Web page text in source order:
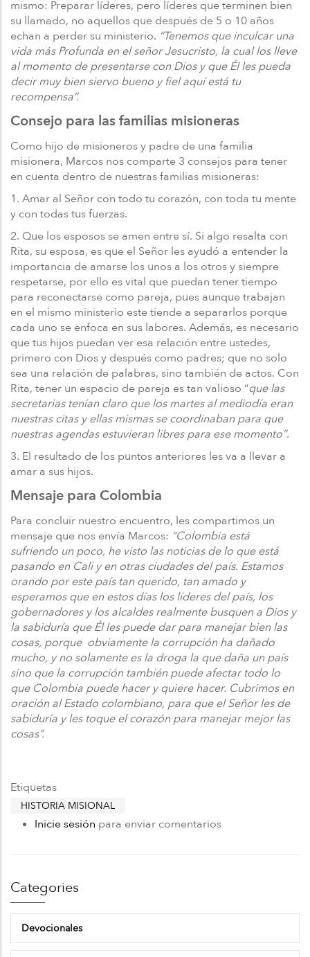
mismo: Preparar líderes, pero líderes que terminen bien
su llamado, no aquellos que después de 5 o 10 años
echan a perder su ministerio. “Tenemos que inculcar una
vida más Profunda en el señor Jesucristo, la cual los lleve
al momento de presentarse con Dios y que Él les pueda
decir muy bien siervo bueno y fiel aquí está tu
recompensa”.
Consejo para las familias misioneras
Como hijo de misioneros y padre de una familia
misionera, Marcos nos comparte 3 consejos para tener
en cuenta dentro de nuestras familias misioneras:
1. Amar al Señor con todo tu corazón, con toda tu mente
y con todas tus fuerzas.
2. Que los esposos se amen entre sí. Si algo resalta con
Rita, su esposa, es que el Señor les ayudó a entender la
importancia de amarse los unos a los otros y siempre
respetarse, por ello es vital que puedan tener tiempo
para reconectarse como pareja, pues aunque trabajan
en el mismo ministerio este tiende a separarlos porque
cada uno se enfoca en sus labores. Además, es necesario
que tus hijos puedan ver esa relación entre ustedes,
primero con Dios y después como padres; que no solo
sea una relación de palabras, sino también de actos. Con
Rita, tener un espacio de pareja es tan valioso “que las
secretarias tenían claro que los martes al mediodía eran
nuestras citas y ellas mismas se coordinaban para que
nuestras agendas estuvieran libres para ese momento”.
3. El resultado de los puntos anteriores les va a llevar a
amar a sus hijos.
Mensaje para Colombia
Para concluir nuestro encuentro, les compartimos un
mensaje que nos envía Marcos: “Colombia está
sufriendo un poco, he visto las noticias de lo que está
pasando en Cali y en otras ciudades del país. Estamos
orando por este país tan querido, tan amado y
esperamos que en estos días los líderes del país, los
gobernadores y los alcaldes realmente busquen a Dios y
la sabiduría que Él les puede dar para manejar bien las
cosas, porque obviamente la corrupción ha dañado
mucho, y no solamente es la droga la que daña un país
sino que la corrupción también puede afectar todo lo
que Colombia puede hacer y quiere hacer. Cubrimos en
oración al Estado colombiano, para que el Señor les de
sabiduría y les toque el corazón para manejar mejor las
cosas”.
Etiquetas
HISTORIA MISIONAL
Inicie sesión para enviar comentarios
Categories
Devocionales